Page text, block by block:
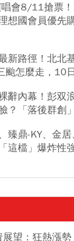
會8/11搶票
想國會員優先
新路徑！北北
颱怎麼走，10
辭內幕！彭双
？「落後群創
臻鼎-KY、金
這檔」爆炸性
望：狂熱漲